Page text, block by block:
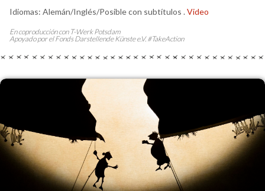
Idiomas: Alemán/Inglés/Posible con subtítulos . Video
En coproducción con T-Werk Potsdam
Apoyado por el Fonds Darstellende Künste e.V. #TakeAction